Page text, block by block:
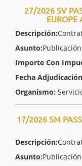
27/2026 SV
EUROPE
Descripción:
Asunto:
Importe Con
Fecha
Organismo:
17/2026 SM
Descripción:
Asunto: